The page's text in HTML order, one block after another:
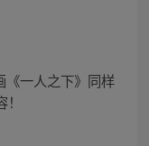
《一人之下》同样